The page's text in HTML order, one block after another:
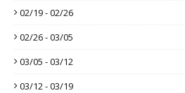
02/19 - 02/26
02/26 - 03/05
03/05 - 03/12
03/12 - 03/19